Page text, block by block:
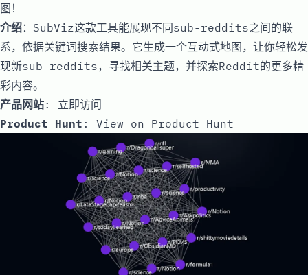
图！
介绍：SubViz这款工具能展现不同sub-reddits之间的联
系，依据关键词搜索结果。它生成一个互动式地图，让你轻松发
现新sub-reddits，寻找相关主题，并探索Reddit的更多精
彩内容。
产品网站: 立即访问
Product Hunt : View on Product Hunt